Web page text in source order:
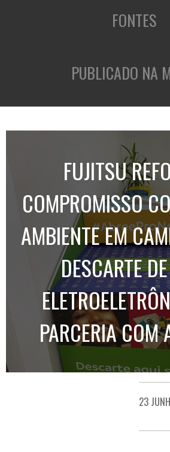
FONTES
PUBLICADO NA
FUJITSU
COMPROMISSO
AMBIENTE EM
DESCARTE
PARCERIA COM
23